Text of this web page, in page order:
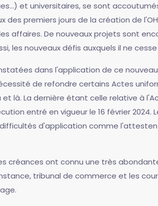
et universitaires, se sont
premiers jours de la création de
affaires. De nouveaux projets sont
les nouveaux défis auxquels il ne
dans l'application de ce
de refondre certains Actes
là. La dernière étant celle relative à
entré en vigueur le 16 février 2024.
d'application comme
créances ont connu une très
tribunal de commerce et les